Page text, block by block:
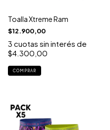
Toalla Xtreme Ram
$12.900,00
3 cuotas sin interés de
$4.300,00